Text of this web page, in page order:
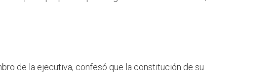
de la ejecutiva, confesó que la constitución de su